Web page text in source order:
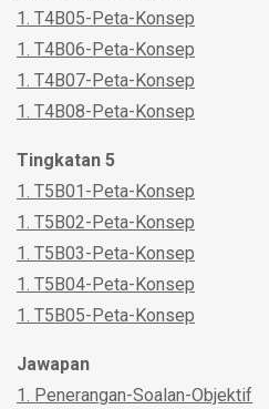
1. T4B05-Peta-Konsep
1. T4B06-Peta-Konsep
1. T4B07-Peta-Konsep
1. T4B08-Peta-Konsep
Tingkatan 5
1. T5B01-Peta-Konsep
1. T5B02-Peta-Konsep
1. T5B03-Peta-Konsep
1. T5B04-Peta-Konsep
1. T5B05-Peta-Konsep
Jawapan
1. Penerangan-Soalan-Objektif